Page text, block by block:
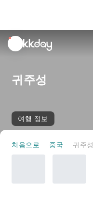
unread
notifications
귀주성
여행 정보
처음으로 중국 귀주성